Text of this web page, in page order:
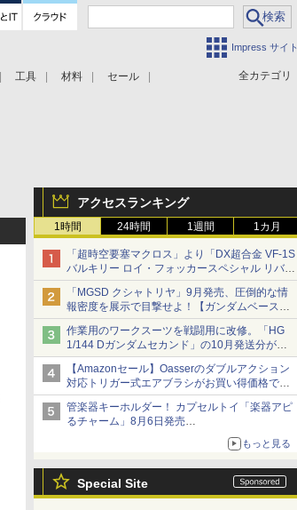
Impress サイト
全カテゴリ
工具 材料 セール
アクセスランキング
1時間 24時間 1週間 1カ月
「超時空要塞マクロス」より「DX超合金 VF-1S
バルキリー ロイ・フォッカースペシャル リバイ
バルVer.」本日発売！
「MGSD クシャトリヤ」9月発売、圧倒的な情
報密度を展示で目撃せよ！【ガンダムベース撮
り下ろし】
作業用のワークスーツを戦闘用に改修。「HG
1/144 Dガンダムセカンド」の10月発送分が予
約受付中【ガンダムベース撮り下ろし】
【Amazonセール】Oasserのダブルアクション
対応トリガー式エアブラシがお買い得価格で登
場！
管楽器キーホルダー！ カプセルトイ「楽器アピ
るチャーム」8月6日発売
もっと見る
Special Site